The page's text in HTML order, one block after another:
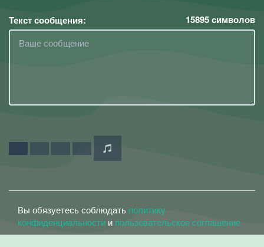
Текст сообщения: 15895символов
Вы обязуетесь соблюдать политику
конфиденциальности и пользовательское соглашение